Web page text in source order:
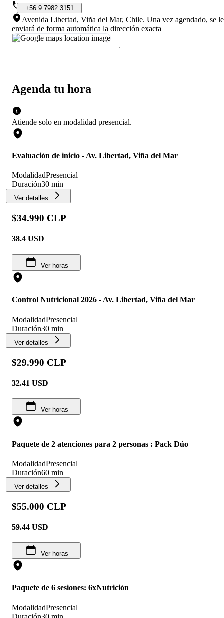
Agenda tu hora
Atiende solo en modalidad presencial.
Evaluación de inicio - Av. Libertad, Viña del Mar
ModalidadPresencial
Duración30 min
Ver detalles
$34.990 CLP
38.4 USD
Ver horas
Control Nutricional 2026 - Av. Libertad, Viña del Mar
ModalidadPresencial
Duración30 min
Ver detalles
$29.990 CLP
32.41 USD
Ver horas
Paquete de 2 atenciones para 2 personas : Pack Dúo
ModalidadPresencial
Duración60 min
Ver detalles
$55.000 CLP
59.44 USD
Ver horas
Paquete de 6 sesiones: 6xNutrición
ModalidadPresencial
+56 9 7982 3151
Avenida Libertad, Viña del Mar, Chile. Una vez agendado, se le
enviará de forma automática la dirección exacta